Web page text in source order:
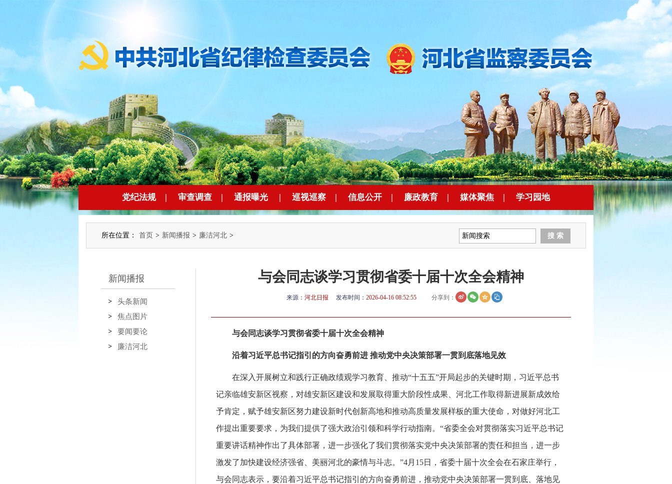
党纪法规 | 审查调查 | 通报曝光 | 巡视巡察 | 信息公开 | 廉政教育 | 媒体聚焦 | 学习园地
所在位置： 首页 > 新闻播报 > 廉洁河北 >
新闻播报
头条新闻
焦点图片
要闻要论
廉洁河北
与会同志谈学习贯彻省委十届十次全会精神
来源： 河北日报 发布时间： 2026-04-16 08:52:55 分享到：
与会同志谈学习贯彻省委十届十次全会精神
沿着习近平总书记指引的方向奋勇前进 推动党中央决策部署一贯到底落地见效
在深入开展树立和践行正确政绩观学习教育、推动“十五五”开局起步的关键时期，习近平总书
记亲临雄安新区视察，对雄安新区建设和发展取得重大阶段性成果、河北工作取得新进展新成效给
予肯定，赋予雄安新区努力建设新时代创新高地和推动高质量发展样板的重大使命，对做好河北工
作提出重要要求，为我们提供了强大政治引领和科学行动指南。“省委全会对贯彻落实习近平总书记
重要讲话精神作出了具体部署，进一步强化了我们贯彻落实党中央决策部署的责任和担当，进一步
激发了加快建设经济强省、美丽河北的豪情与斗志。”4月15日，省委十届十次全会在石家庄举行，
与会同志表示，要沿着习近平总书记指引的方向奋勇前进，推动党中央决策部署一贯到底、落地见